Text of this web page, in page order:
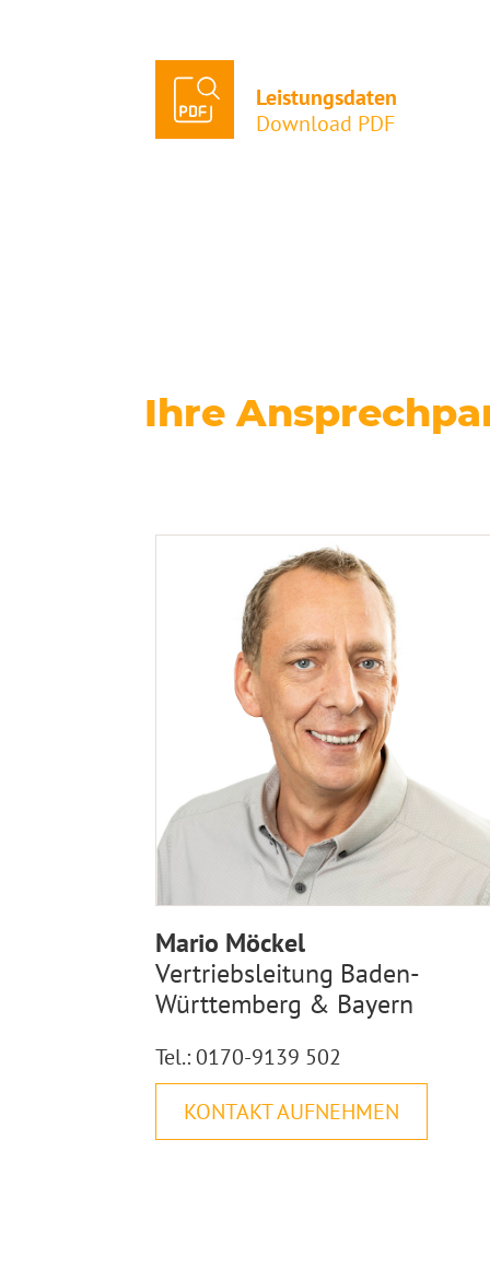
Leistungsdaten
Download PDF
Ihre
Mario Möckel
Vertriebsleitung Baden-
Württemberg & Bayern
Tel.: 0170-9139 502
KONTAKT AUFNEHMEN